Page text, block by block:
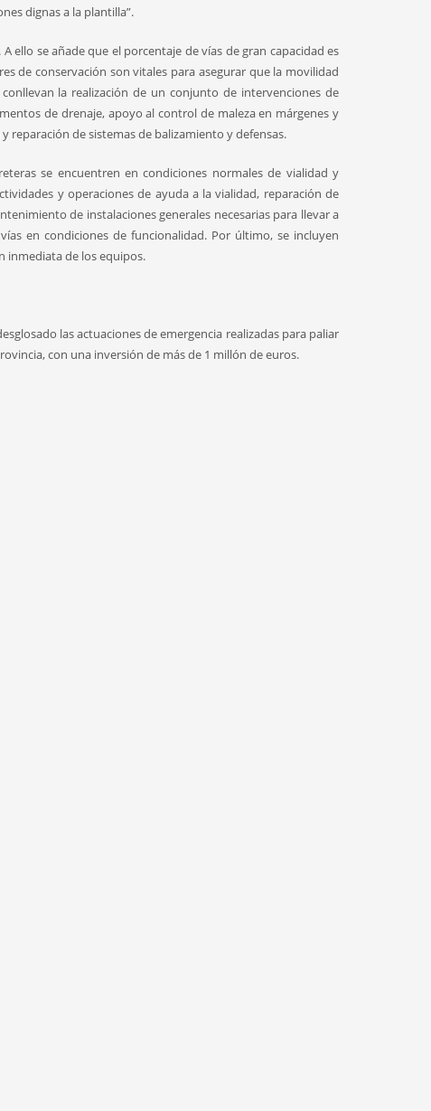
dignas a la plantilla”.
ello se añade que el porcentaje de vías de gran capacidad es
de conservación son vitales para asegurar que la movilidad
la realización de un conjunto de intervenciones de
de drenaje, apoyo al control de maleza en márgenes y
reparación de sistemas de balizamiento y defensas.
se encuentren en condiciones normales de vialidad y
y operaciones de ayuda a la vialidad, reparación de
de instalaciones generales necesarias para llevar a
en condiciones de funcionalidad. Por último, se incluyen
inmediata de los equipos.
las actuaciones de emergencia realizadas para paliar
con una inversión de más de 1 millón de euros.